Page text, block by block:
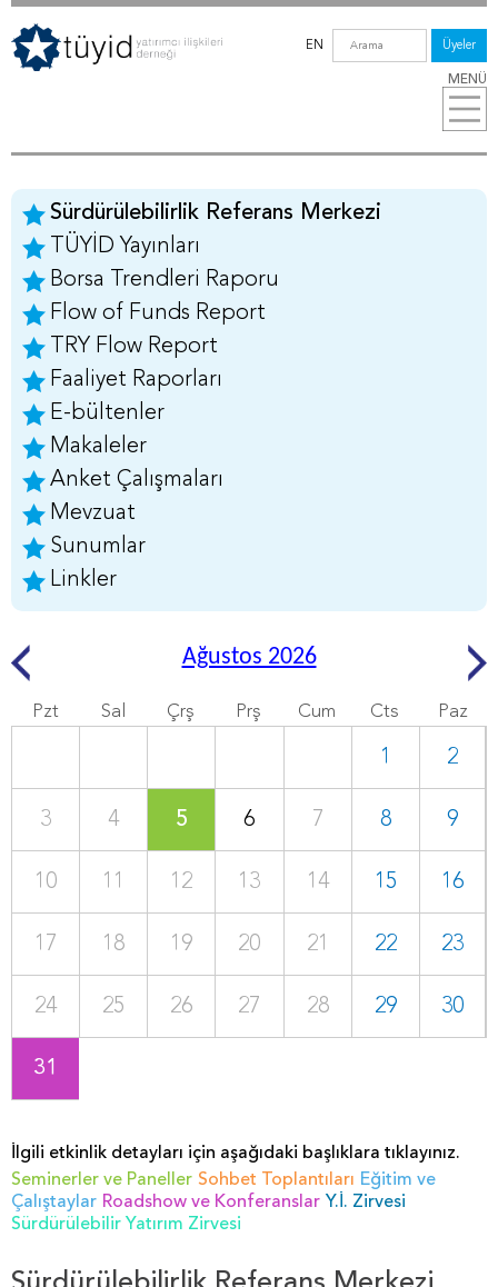
MENÜ
EN Üyeler
Sürdürülebilirlik Referans Merkezi
TÜYİD Yayınları
Borsa Trendleri Raporu
Flow of Funds Report
TRY Flow Report
Faaliyet Raporları
E-bültenler
Makaleler
Anket Çalışmaları
Mevzuat
Sunumlar
Linkler
Ağustos 2026
Pzt Sal Çrş Prş Cum Cts Paz
1 2
3 4 5 6 7 8 9
10 11 12 13 14 15 16
17 18 19 20 21 22 23
24 25 26 27 28 29 30
31
İlgili etkinlik detayları için aşağıdaki başlıklara tıklayınız.
Seminerler ve Paneller Sohbet Toplantıları Eğitim ve
Çalıştaylar Roadshow ve Konferanslar Y.İ. Zirvesi
Sürdürülebilir Yatırım Zirvesi